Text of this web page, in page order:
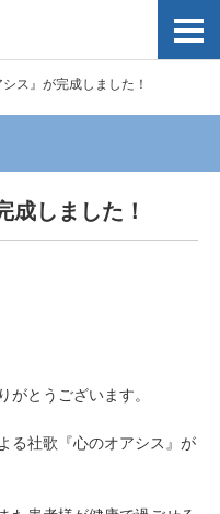
ス』が完成しました！
成しました！
がとうございます。
る社歌『心のオアシス』が